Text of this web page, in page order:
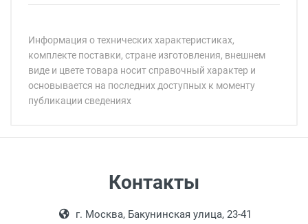
Информация о технических характеристиках,
комплекте поставки, стране изготовления, внешнем
виде и цвете товара носит справочный характер и
основывается на последних доступных к моменту
публикации сведениях
18:00, по субботам с 11:00 до 15:00, в
Контакты
г. Москва, Бакунинская улица, 23-41